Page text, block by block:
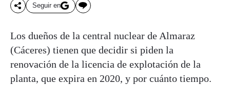
Seguir en
Los dueños de la central nuclear de Almaraz
(Cáceres) tienen que decidir si piden la
renovación de la licencia de explotación de la
planta, que expira en 2020, y por cuánto tiempo.